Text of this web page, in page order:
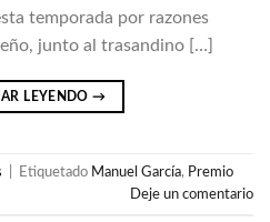
temporada por razones
junto al trasandino […]
LEYENDO→
Etiquetado Manuel García, Premio
Deje un comentario